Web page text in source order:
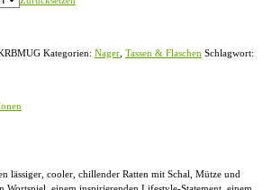
Kategorien: Nager Tassen & Flaschen Schlagwort:
lässiger, cooler, chillender Ratten mit Schal, Mütze und